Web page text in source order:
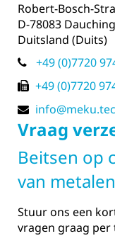
Robert-Bosch-
D-78083
Duitsland (Duits)
+49 (0)7720
+49 (0)7720
Vraag
Beitsen op
van metalen
Stuur ons een
vragen graag per